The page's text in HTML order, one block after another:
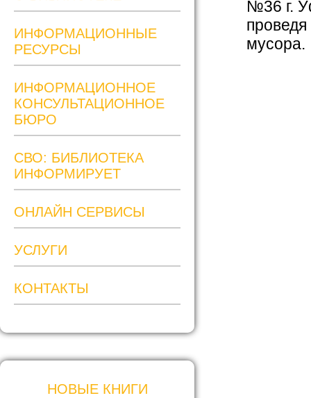
ИНФОРМАЦИОННЫЕ
РЕСУРСЫ
ИНФОРМАЦИОННОЕ
КОНСУЛЬТАЦИОННОЕ
БЮРО
СВО: БИБЛИОТЕКА
ИНФОРМИРУЕТ
ОНЛАЙН СЕРВИСЫ
УСЛУГИ
КОНТАКТЫ
НОВЫЕ КНИГИ
№36 г.